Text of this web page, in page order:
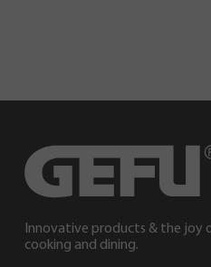
Innovative products & the joy
cooking and dining.